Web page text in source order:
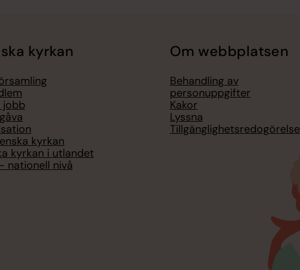
kyrkan
jobb
kyrkan
kyrkan i utlandet
nationell nivå
Om webbplatsen
Behandling av
personuppgifter
Kakor
Lyssna
Tillgänglighetsredogörelse